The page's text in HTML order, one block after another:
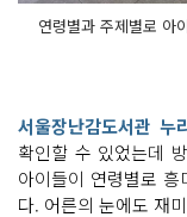
연령별과 주제별로 아
서울장난감도서관 누
확인할 수 있었는데
아이들이 연령별로
다. 어른의 눈에도 재